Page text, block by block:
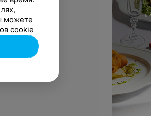
можете
cookie